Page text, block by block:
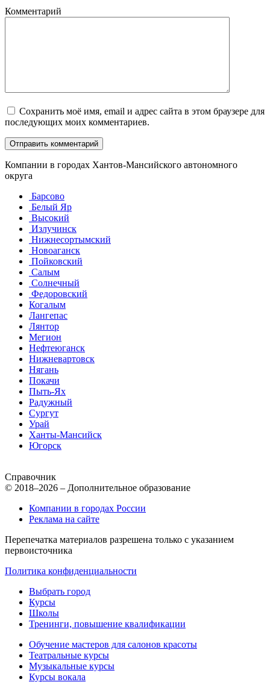
Комментарий
Сохранить моё имя, email и адрес сайта в этом браузере для
последующих моих комментариев.
Компании в городах Хантов-Мансийского автономного
округа
Барсово
Белый Яр
Высокий
Излучинск
Нижнесортымский
Новоаганск
Пойковский
Салым
Солнечный
Федоровский
Когалым
Лангепас
Лянтор
Мегион
Нефтеюганск
Нижневартовск
Нягань
Покачи
Пыть-Ях
Радужный
Сургут
Урай
Ханты-Мансийск
Югорск
Справочник
© 2018–2026 – Дополнительное образование
Компании в городах России
Реклама на сайте
Перепечатка материалов разрешена только с указанием
первоисточника
Политика конфиденциальности
Выбрать город
Курсы
Школы
Тренинги, повышение квалификации
Обучение мастеров для салонов красоты
Театральные курсы
Музыкальные курсы
Курсы вокала